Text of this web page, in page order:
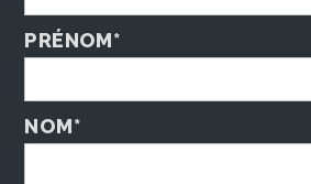
PRÉNOM*
NOM*